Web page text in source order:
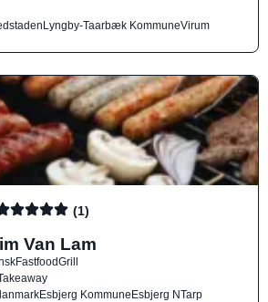
Lyngby-Taarbæk KommuneVirum
(1)
Van Lam
FastfoodGrill
Esbjerg KommuneEsbjerg NTarp